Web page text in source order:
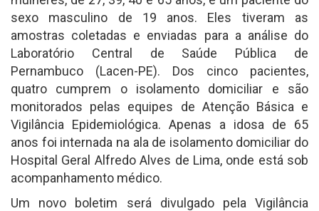
sexo masculino de 19 anos. Eles tiveram as
amostras coletadas e enviadas para a análise do
Laboratório Central de Saúde Pública de
Pernambuco (Lacen-PE). Dos cinco pacientes,
quatro cumprem o isolamento domiciliar e são
monitorados pelas equipes de Atenção Básica e
Vigilância Epidemiológica. Apenas a idosa de 65
anos foi internada na ala de isolamento domiciliar do
Hospital Geral Alfredo Alves de Lima, onde está sob
acompanhamento médico.
Um novo boletim será divulgado pela Vigilância